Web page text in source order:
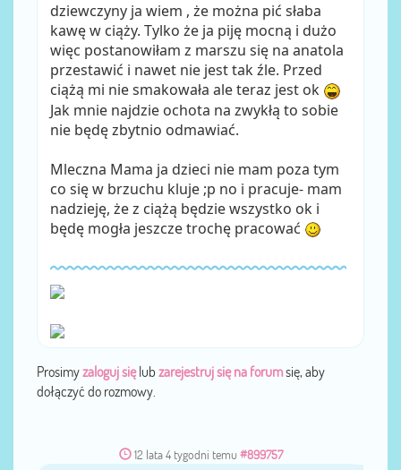
dziewczyny ja wiem , że można pić słaba
kawę w ciąży. Tylko że ja piję mocną i dużo
więc postanowiłam z marszu się na anatola
przestawić i nawet nie jest tak źle. Przed
ciążą mi nie smakowała ale teraz jest ok
Jak mnie najdzie ochota na zwykłą to sobie
nie będę zbytnio odmawiać.
Mleczna Mama ja dzieci nie mam poza tym
co się w brzuchu kluje ;p no i pracuje- mam
nadzieję, że z ciążą będzie wszystko ok i
będę mogła jeszcze trochę pracować
Prosimyzaloguj sięlub zarejestruj się na forumsię, aby
dołączyć do rozmowy.
12 lata 4 tygodni temu #899757